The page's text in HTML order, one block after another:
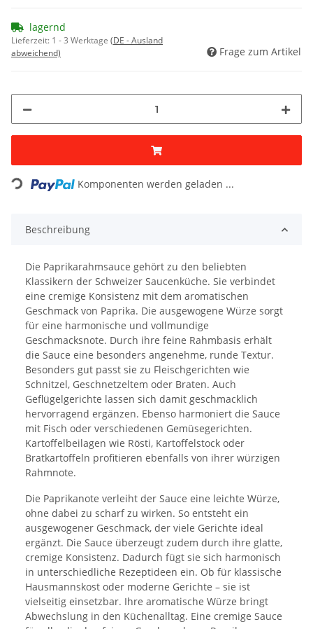
lagernd
Lieferzeit: 1 - 3 Werktage (DE - Ausland
abweichend)
Frage zum Artikel
Loading... Komponenten werden geladen ...
Beschreibung
Die Paprikarahmsauce gehört zu den beliebten
Klassikern der Schweizer Saucenküche. Sie verbindet
eine cremige Konsistenz mit dem aromatischen
Geschmack von Paprika. Die ausgewogene Würze sorgt
für eine harmonische und vollmundige
Geschmacksnote. Durch ihre feine Rahmbasis erhält
die Sauce eine besonders angenehme, runde Textur.
Besonders gut passt sie zu Fleischgerichten wie
Schnitzel, Geschnetzeltem oder Braten. Auch
Geflügelgerichte lassen sich damit geschmacklich
hervorragend ergänzen. Ebenso harmoniert die Sauce
mit Fisch oder verschiedenen Gemüsegerichten.
Kartoffelbeilagen wie Rösti, Kartoffelstock oder
Bratkartoffeln profitieren ebenfalls von ihrer würzigen
Rahmnote.
Die Paprikanote verleiht der Sauce eine leichte Würze,
ohne dabei zu scharf zu wirken. So entsteht ein
ausgewogener Geschmack, der viele Gerichte ideal
ergänzt. Die Sauce überzeugt zudem durch ihre glatte,
cremige Konsistenz. Dadurch fügt sie sich harmonisch
in unterschiedliche Rezeptideen ein. Ob für klassische
Hausmannskost oder moderne Gerichte – sie ist
vielseitig einsetzbar. Ihre aromatische Würze bringt
Abwechslung in den Küchenalltag. Eine cremige Sauce